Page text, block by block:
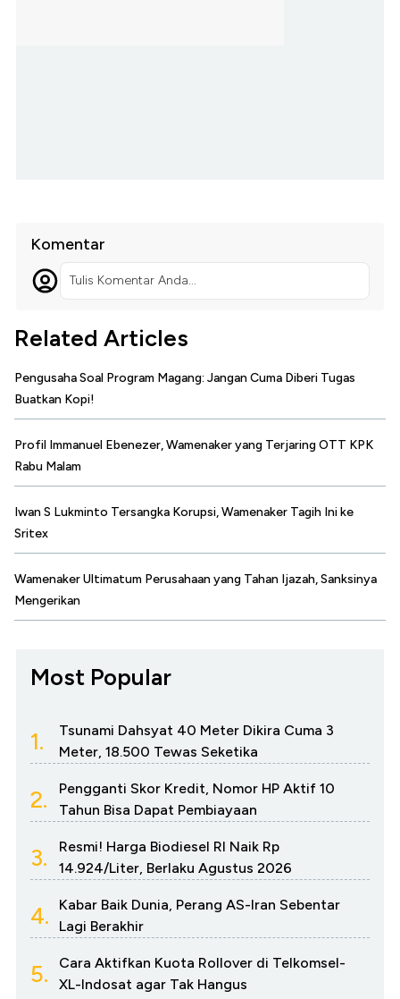
Komentar
Tulis Komentar Anda...
Related Articles
Pengusaha Soal Program Magang: Jangan Cuma Diberi Tugas
Buatkan Kopi!
Profil Immanuel Ebenezer, Wamenaker yang Terjaring OTT KPK
Rabu Malam
Iwan S Lukminto Tersangka Korupsi, Wamenaker Tagih Ini ke
Sritex
Wamenaker Ultimatum Perusahaan yang Tahan Ijazah, Sanksinya
Mengerikan
Most Popular
1.
Tsunami Dahsyat 40 Meter Dikira Cuma 3
Meter, 18.500 Tewas Seketika
2.
Pengganti Skor Kredit, Nomor HP Aktif 10
Tahun Bisa Dapat Pembiayaan
3.
Resmi! Harga Biodiesel RI Naik Rp
14.924/Liter, Berlaku Agustus 2026
4.
Kabar Baik Dunia, Perang AS-Iran Sebentar
Lagi Berakhir
5.
Cara Aktifkan Kuota Rollover di Telkomsel-
XL-Indosat agar Tak Hangus